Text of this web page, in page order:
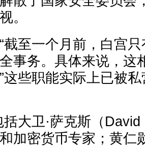
。
至一个月前，白宫只
事务。具体来说，这
这些职能实际上已被
大卫·萨克斯（David
加密货币专家；黄仁